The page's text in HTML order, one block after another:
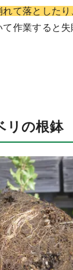
れて落とした
作業すると失
リの根鉢